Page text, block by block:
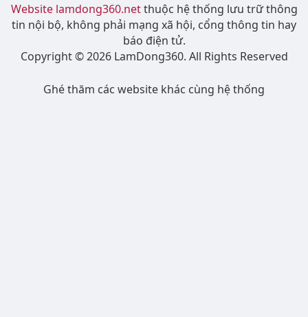
Website lamdong360.netthuộc hệ thống lưu trữ thông
tin nội bộ, không phải mạng xã hội, cổng thông tin hay
báo điện tử.
Copyright © 2026 LamDong360. All Rights Reserved
Ghé thăm các website khác cùng hệ thống